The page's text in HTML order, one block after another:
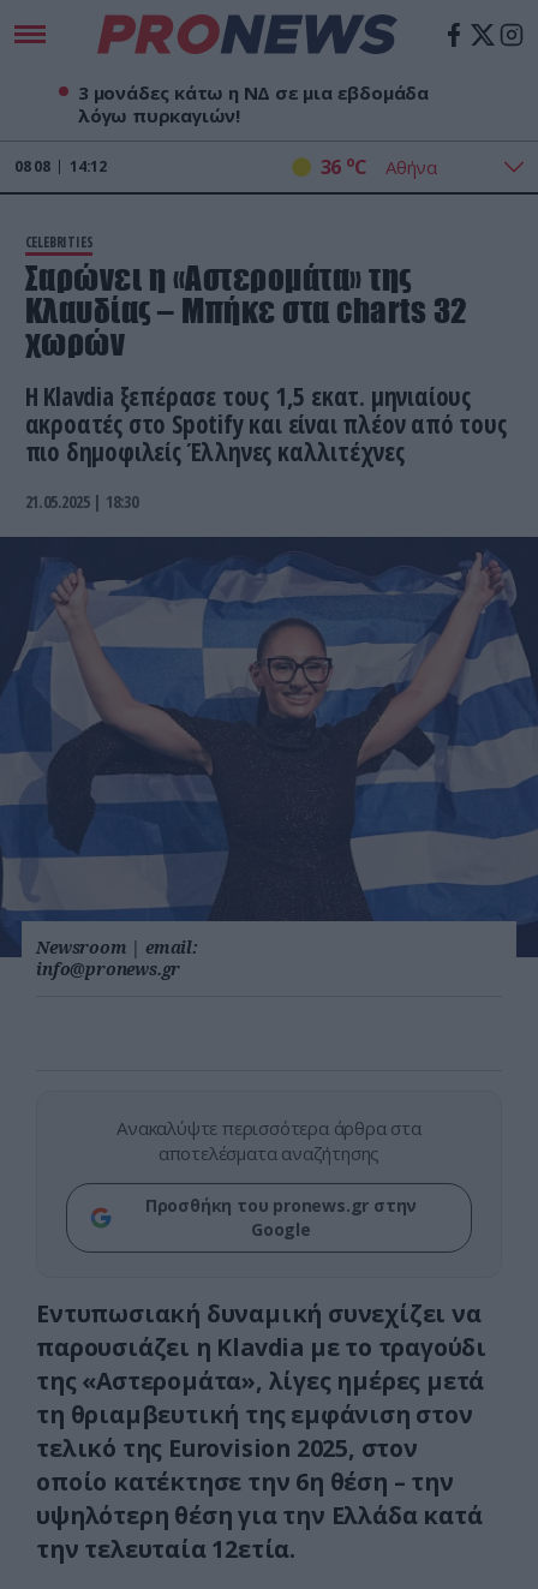
3 μονάδες κάτω η ΝΔ σε μια εβδομάδα
λόγω πυρκαγιών!
08 08 14:12 36 oC
CELEBRITIES
Σαρώνει η «Αστερομάτα» της
Κλαυδίας – Μπήκε στα charts 32
χωρών
Η Klavdia ξεπέρασε τους 1,5 εκατ. μηνιαίους
ακροατές στο Spotify και είναι πλέον από τους
πιο δημοφιλείς Έλληνες καλλιτέχνες
21.05.2025 | 18:30
Newsroom | email:
info@pronews.gr
Ανακαλύψτε περισσότερα άρθρα στα
αποτελέσματα αναζήτησης
Προσθήκη του pronews.gr στην
Google
Εντυπωσιακή δυναμική συνεχίζει να
παρουσιάζει η Klavdia με το τραγούδι
της «Αστερομάτα», λίγες ημέρες μετά
τη θριαμβευτική της εμφάνιση στον
τελικό της Eurovision 2025, στον
οποίο κατέκτησε την 6η θέση – την
υψηλότερη θέση για την Ελλάδα κατά
την τελευταία 12ετία.